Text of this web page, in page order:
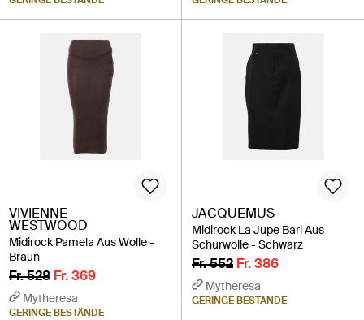
VIVIENNE
WESTWOOD
Midirock Pamela Aus Wolle -
Braun
Fr. 528 Fr. 369
Mytheresa
GERINGE BESTÄNDE
JACQUEMUS
Midirock La Jupe Bari Aus
Schurwolle - Schwarz
Fr. 552 Fr. 386
Mytheresa
GERINGE BESTÄNDE